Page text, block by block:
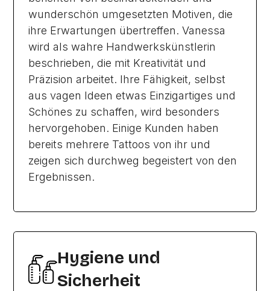
wunderschön umgesetzten Motiven, die
ihre Erwartungen übertreffen. Vanessa
wird als wahre Handwerkskünstlerin
beschrieben, die mit Kreativität und
Präzision arbeitet. Ihre Fähigkeit, selbst
aus vagen Ideen etwas Einzigartiges und
Schönes zu schaffen, wird besonders
hervorgehoben. Einige Kunden haben
bereits mehrere Tattoos von ihr und
zeigen sich durchweg begeistert von den
Ergebnissen.
Hygiene und
Sicherheit